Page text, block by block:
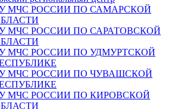
МЧС РОССИИ ПО САМАРСКОЙ
МЧС РОССИИ ПО САРАТОВСКОЙ
МЧС РОССИИ ПО УДМУРТСКОЙ
МЧС РОССИИ ПО ЧУВАШСКОЙ
МЧС РОССИИ ПО КИРОВСКОЙ